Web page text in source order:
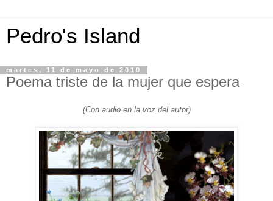
Pedro's Island
martes, 11 de mayo de 2010
Poema triste de la mujer que espera
(Con audio en la voz del autor)